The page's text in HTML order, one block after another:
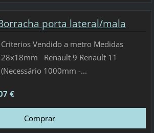
porta lateral/mala
Criterios Vendido a metro Medidas
28x18mm Renault 9 Renault 11
(Necessário 1000mm -...
€